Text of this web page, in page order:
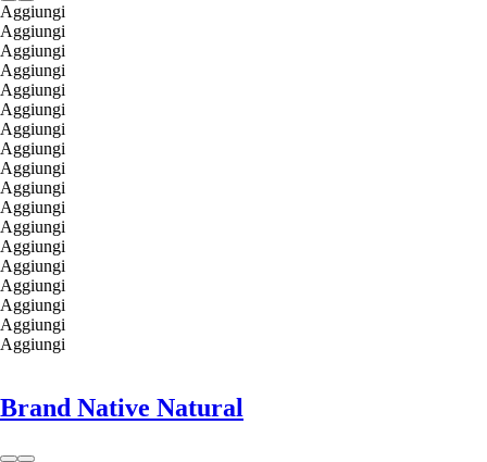
Aggiungi
Aggiungi
Aggiungi
Aggiungi
Aggiungi
Aggiungi
Aggiungi
Aggiungi
Aggiungi
Aggiungi
Aggiungi
Aggiungi
Aggiungi
Aggiungi
Aggiungi
Aggiungi
Aggiungi
Aggiungi
Brand Native Natural